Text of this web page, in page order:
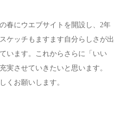
春にウエブサイトを開設し、2年
ケッチもますます自分らしさが出
います。これからさらに「いい
実させていきたいと思います。
くお願いします。